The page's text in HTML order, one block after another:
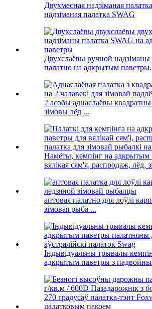
Двухмесная надзіманая
надзіманая палатка SWAG
Двухслаёвы ручной надзіманы
палатно на адкрытым
2 асобы аднаслаёвы
зімовы лёд ...
Намёты, кемпінг на адкрытым
вялікая сям'я, распродаж, лёд,
аптовая палатно для лоўлі
зімовая рыба ...
Індывідуальны трывалы
адкрытым паветры з